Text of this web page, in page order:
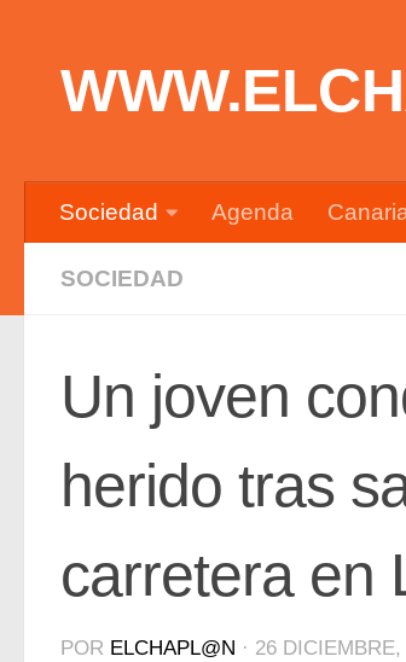
Sociedad Agenda
SOCIEDAD
Un joven
herido tras
carretera en
POR ELCHAPL@N · 26 DICIEMBRE,